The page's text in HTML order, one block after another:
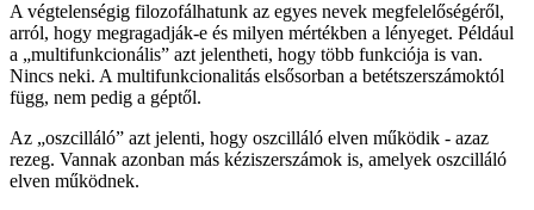
A végtelenségig filozofálhatunk az egyes nevek megfelelőségéről,
arról, hogy megragadják-e és milyen mértékben a lényeget. Például
a „multifunkcionális” azt jelentheti, hogy több funkciója is van.
Nincs neki. A multifunkcionalitás elsősorban a betétszerszámoktól
függ, nem pedig a géptől.
Az „oszcilláló” azt jelenti, hogy oszcilláló elven működik - azaz
rezeg. Vannak azonban más kéziszerszámok is, amelyek oszcilláló
elven működnek.